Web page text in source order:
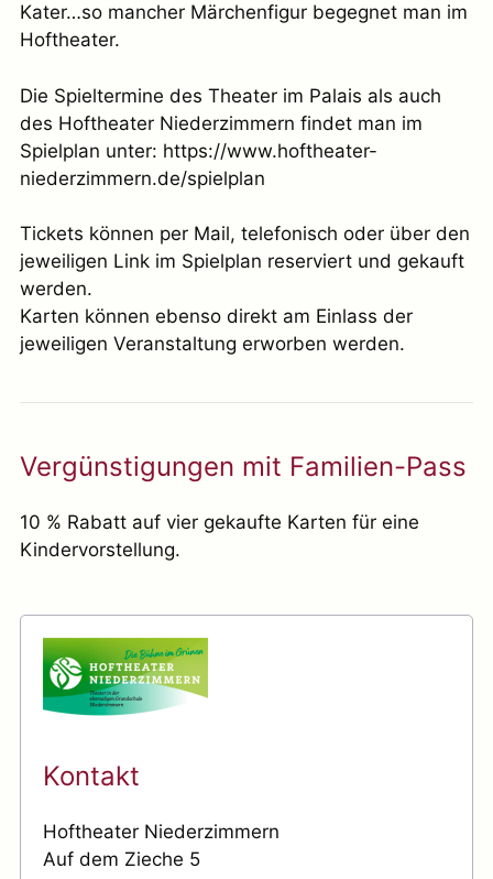
Kater…so mancher Märchenfigur begegnet man im
Hoftheater.
Die Spieltermine des Theater im Palais als auch
des Hoftheater Niederzimmern findet man im
Spielplan unter: https://www.hoftheater-
niederzimmern.de/spielplan
Tickets können per Mail, telefonisch oder über den
jeweiligen Link im Spielplan reserviert und gekauft
werden.
Karten können ebenso direkt am Einlass der
jeweiligen Veranstaltung erworben werden.
Vergünstigungen mit Familien-Pass
10 % Rabatt auf vier gekaufte Karten für eine
Kindervorstellung.
Kontakt
Hoftheater Niederzimmern
Auf dem Zieche 5